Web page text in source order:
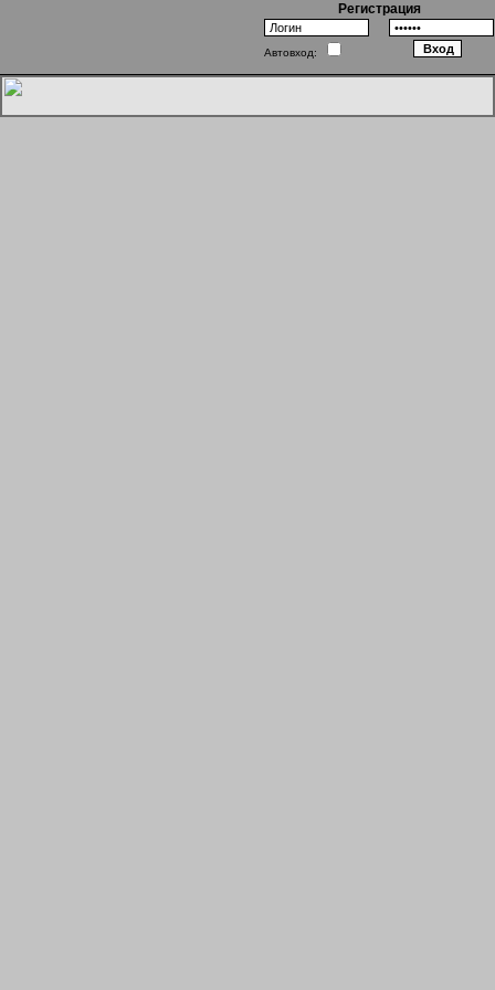
Регистрация
Автовход:
Однажды в Одессе